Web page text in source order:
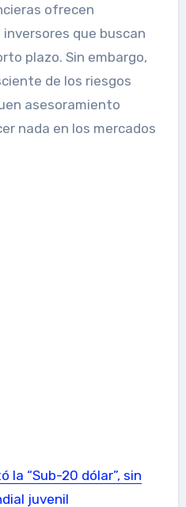
ofrecen
que buscan
plazo. Sin embargo,
de los riesgos
asesoramiento
nada en los mercados
la “Sub-20 dólar”, sin
juvenil